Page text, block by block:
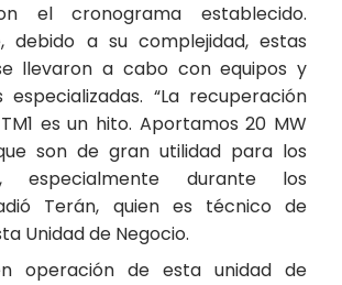
el cronograma establecido.
debido a su complejidad, estas
llevaron a cabo con equipos y
especializadas. “La recuperación
es un hito. Aportamos 20 MW
son de gran utilidad para los
especialmente durante los
Terán, quien es técnico de
Unidad de Negocio.
operación de esta unidad de